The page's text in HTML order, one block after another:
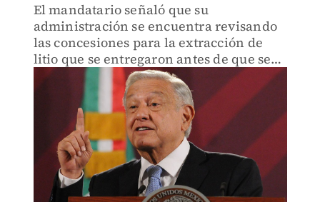
El mandatario señaló que su
administración se encuentra revisando
las concesiones para la extracción de
litio que se entregaron antes de que se
nacionalizara el mineral.